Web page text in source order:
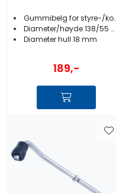
Gummibelg for styre-/kontrollkabler
Diameter/høyde 138/55 mm
Diameter hull 18 mm
189,-